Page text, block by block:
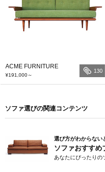
ACME FURNITURE
¥191,000～
130
ソファ選びの関連コンテンツ
選び方がわからない
ソファおすすめ
あなたにぴったりの